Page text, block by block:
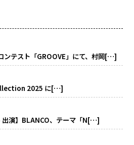
ンテスト「GROOVE」にて、村岡[…]
2025 に[…]
出演】BLANCO、テーマ「N[…]